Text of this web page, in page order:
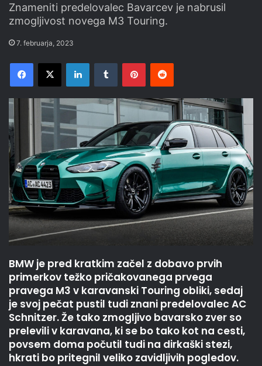
Znameniti predelovalec Bavarcev je nabrusil
zmogljivost novega M3 Touring.
7. februarja, 2023
Facebook
X LinkedInTumblr PinterestReddit
BMW je pred kratkim začel z dobavo prvih
primerkov težko pričakovanega prvega
pravega M3 v karavanski Touring obliki, sedaj
je svoj pečat pustil tudi znani predelovalec AC
Schnitzer. Že tako zmogljivo bavarsko zver so
prelevili v karavana, ki se bo tako kot na cesti,
povsem doma počutil tudi na dirkaški stezi,
hkrati bo pritegnil veliko zavidljivih pogledov.